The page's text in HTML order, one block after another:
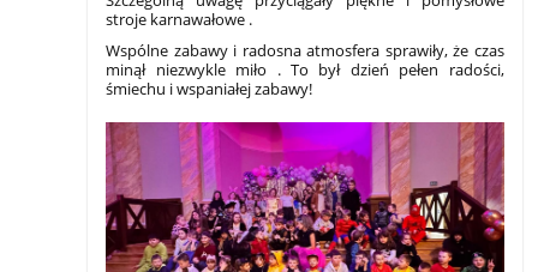
stroje karnawałowe .
Wspólne zabawy i radosna atmosfera sprawiły, że czas
minął niezwykle miło . To był dzień pełen radości,
śmiechu i wspaniałej zabawy!